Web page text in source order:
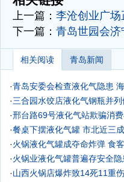
上一篇： 李沧创业广
下一篇： 青岛世园会
相关阅读 青岛新闻
·青岛安委会检查液化气隐患
·三合园水饺店液化气钢瓶并
·邢台路69号液化气站欺骗消
·餐桌下摆液化气罐 市北近三
·火锅液化气罐成夺命炸弹 食
·火锅业液化气罐普遍存安全隐
·山西火锅店爆炸致14死11重